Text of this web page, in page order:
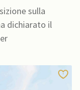
sulla
dichiarato il